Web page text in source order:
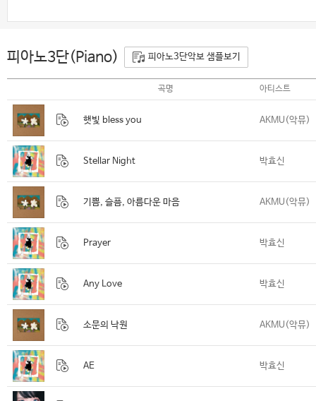
피아노3단(Piano) 피아노3단악보 샘플보기
곡명 아티스트
햇빛 bless you AKMU(악뮤)
Stellar Night 박효신
기쁨, 슬픔, 아름다운 마음 AKMU(악뮤)
Prayer 박효신
Any Love 박효신
소문의 낙원 AKMU(악뮤)
AE 박효신